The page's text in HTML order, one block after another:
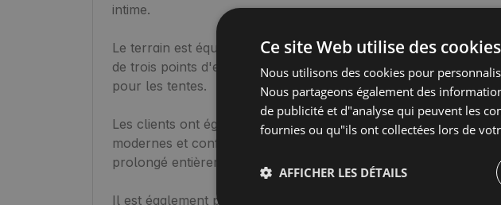
intime.
Le terrain est équipé d'un nœud énergétique fournissant un
de trois points d'eau, garantissant un séjour confortable tant
pour les tentes.
Les clients ont également à leur disposition une cuisine d'été et
modernes et confortables, qui élèvent le niveau de confort et
prolongé entièrement agréable.
Il est également possible de placer une caravane pour toute la
Ce site Web utilise des cookies
Nous utilisons des cookies pour
Nous partageons également des
de publicité et d"analyse qui peuvent les
fournies ou qu"ils ont collectées lors de
AFFICHER LES DÉTAILS